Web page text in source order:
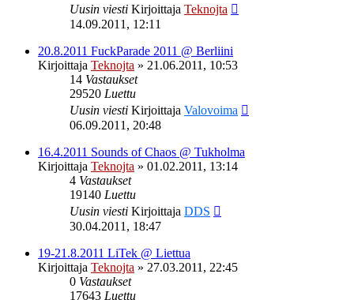
Uusin viesti Kirjoittaja Teknojta
14.09.2011, 12:11
20.8.2011 FuckParade 2011 @ Berliini
Kirjoittaja Teknojta » 21.06.2011, 10:53
14 Vastaukset
29520 Luettu
Uusin viesti Kirjoittaja Valovoima
06.09.2011, 20:48
16.4.2011 Sounds of Chaos @ Tukholma
Kirjoittaja Teknojta » 01.02.2011, 13:14
4 Vastaukset
19140 Luettu
Uusin viesti Kirjoittaja DDS
30.04.2011, 18:47
19-21.8.2011 LiTek @ Liettua
Kirjoittaja Teknojta » 27.03.2011, 22:45
0 Vastaukset
17643 Luettu